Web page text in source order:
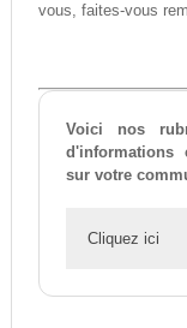
vous, faites-vous
Voici nos
d'informations
sur votre
Cliquez ici